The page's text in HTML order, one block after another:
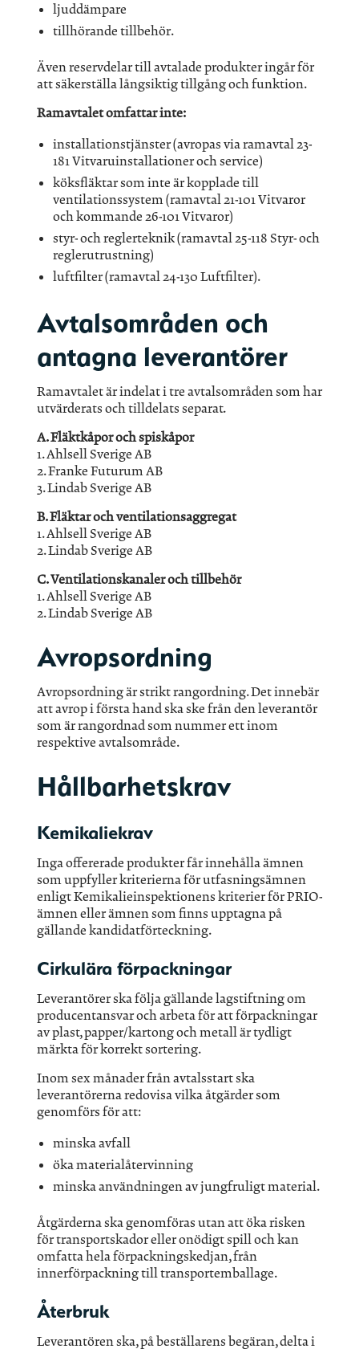
ljuddämpare
tillhörande tillbehör.
Även reservdelar till avtalade produkter ingår för
att säkerställa långsiktig tillgång och funktion.
Ramavtalet omfattar inte:
installationstjänster (avropas via ramavtal 23-
181 Vitvaruinstallationer och service)
köksfläktar som inte är kopplade till
ventilationssystem (ramavtal 21-101 Vitvaror
och kommande 26-101 Vitvaror)
styr- och reglerteknik (ramavtal 25-118 Styr- och
reglerutrustning)
luftfilter (ramavtal 24-130 Luftfilter).
Avtalsområden och
antagna leverantörer
Ramavtalet är indelat i tre avtalsområden som har
utvärderats och tilldelats separat.
A. Fläktkåpor och spiskåpor
1. Ahlsell Sverige AB
2. Franke Futurum AB
3. Lindab Sverige AB
B. Fläktar och ventilationsaggregat
1. Ahlsell Sverige AB
2. Lindab Sverige AB
C. Ventilationskanaler och tillbehör
1. Ahlsell Sverige AB
2. Lindab Sverige AB
Avropsordning
Avropsordning är strikt rangordning. Det innebär
att avrop i första hand ska ske från den leverantör
som är rangordnad som nummer ett inom
respektive avtalsområde.
Hållbarhetskrav
Kemikaliekrav
Inga offererade produkter får innehålla ämnen
som uppfyller kriterierna för utfasningsämnen
enligt Kemikalieinspektionens kriterier för PRIO-
ämnen eller ämnen som finns upptagna på
gällande kandidatförteckning.
Cirkulära förpackningar
Leverantörer ska följa gällande lagstiftning om
producentansvar och arbeta för att förpackningar
av plast, papper/kartong och metall är tydligt
märkta för korrekt sortering.
Inom sex månader från avtalsstart ska
leverantörerna redovisa vilka åtgärder som
genomförs för att:
minska avfall
öka materialåtervinning
minska användningen av jungfruligt material.
Åtgärderna ska genomföras utan att öka risken
för transportskador eller onödigt spill och kan
omfatta hela förpackningskedjan, från
innerförpackning till transportemballage.
Återbruk
Leverantören ska, på beställarens begäran, delta i